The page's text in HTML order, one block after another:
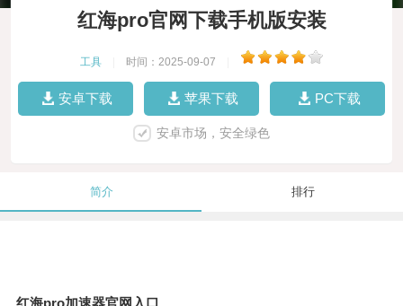
红海pro官网下载手机版安装
工具 时间：2025-09-07
安卓下载 苹果下载 PC下载
安卓市场，安全绿色
简介 排行